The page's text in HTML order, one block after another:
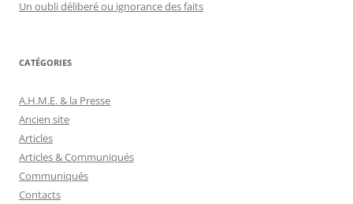
Un oubli déliberé ou ignorance des faits
CATÉGORIES
A.H.M.E. & la Presse
Ancien site
Articles
Articles & Communiqués
Communiqués
Contacts